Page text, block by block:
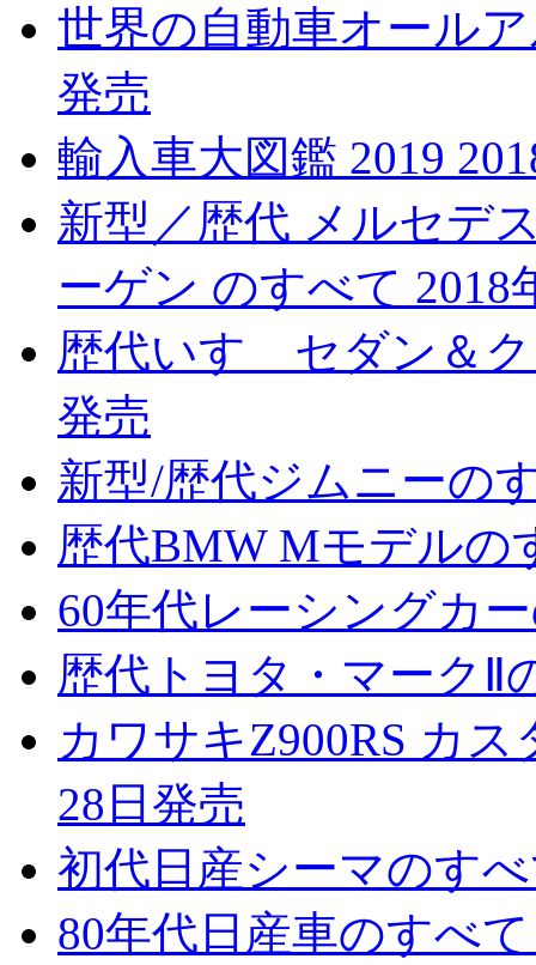
世界の自動車オール
発売
輸入車大図鑑 2019
新型／歴代 メルセデ
ーゲン のすべて 2018
歴代いすゞセダン＆
発売
新型/歴代ジムニーの
歴代BMW Mモデルの
60年代レーシングカ
歴代トヨタ・マークⅡ
カワサキZ900RS カ
28日発売
初代日産シーマのす
80年代日産車のすべ